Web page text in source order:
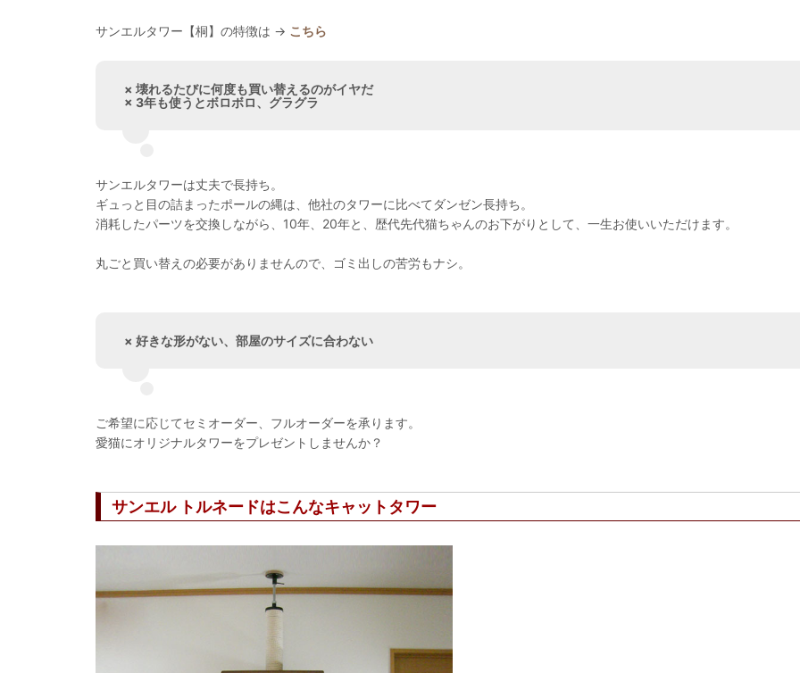
サンエルタワー【桐】の特徴は → こちら
× 壊れるたびに何度も買い替えるのがイヤだ
× 3年も使うとボロボロ、グラグラ
サンエルタワーは丈夫で長持ち。
ギュっと目の詰まったポールの縄は、他社のタワーに比べてダンゼン長持ち。
消耗したパーツを交換しながら、10年、20年と、歴代先代猫ちゃんのお下がりとして、一生お使いいただけます。
丸ごと買い替えの必要がありませんので、ゴミ出しの苦労もナシ。
× 好きな形がない、部屋のサイズに合わない
ご希望に応じてセミオーダー、フルオーダーを承ります。
愛猫にオリジナルタワーをプレゼントしませんか？
サンエル トルネードはこんなキャットタワー